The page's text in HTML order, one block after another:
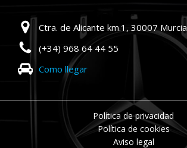
Ctra. de Alicante km.1, 30007 Murcia
(+34) 968 64 44 55
Como llegar
Política de privacidad
Política de cookies
Aviso legal